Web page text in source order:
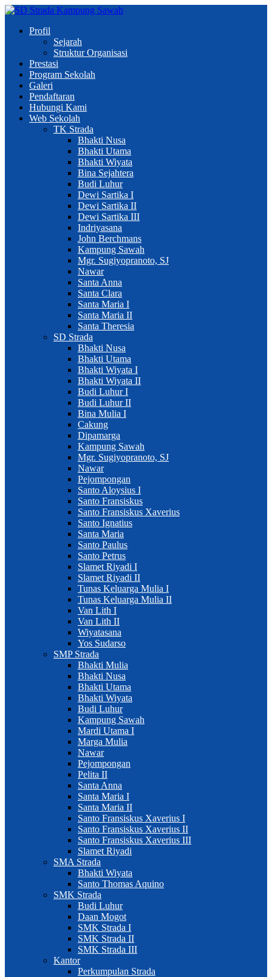
Profil
Sejarah
Struktur Organisasi
Prestasi
Program Sekolah
Galeri
Pendaftaran
Hubungi Kami
Web Sekolah
TK Strada
Bhakti Nusa
Bhakti Utama
Bhakti Wiyata
Bina Sejahtera
Budi Luhur
Dewi Sartika I
Dewi Sartika II
Dewi Sartika III
Indriyasana
John Berchmans
Kampung Sawah
Mgr. Sugiyopranoto, SJ
Nawar
Santa Anna
Santa Clara
Santa Maria I
Santa Maria II
Santa Theresia
SD Strada
Bhakti Nusa
Bhakti Utama
Bhakti Wiyata I
Bhakti Wiyata II
Budi Luhur I
Budi Luhur II
Bina Mulia I
Cakung
Dipamarga
Kampung Sawah
Mgr. Sugiyopranoto, SJ
Nawar
Pejompongan
Santo Aloysius I
Santo Fransiskus
Santo Fransiskus Xaverius
Santo Ignatius
Santa Maria
Santo Paulus
Santo Petrus
Slamet Riyadi I
Slamet Riyadi II
Tunas Keluarga Mulia I
Tunas Keluarga Mulia II
Van Lith I
Van Lith II
Wiyatasana
Yos Sudarso
SMP Strada
Bhakti Mulia
Bhakti Nusa
Bhakti Utama
Bhakti Wiyata
Budi Luhur
Kampung Sawah
Mardi Utama I
Marga Mulia
Nawar
Pejompongan
Pelita II
Santa Anna
Santa Maria I
Santa Maria II
Santo Fransiskus Xaverius I
Santo Fransiskus Xaverius II
Santo Fransiskus Xaverius III
Slamet Riyadi
SMA Strada
Bhakti Wiyata
Santo Thomas Aquino
SMK Strada
Budi Luhur
Daan Mogot
SMK Strada I
SMK Strada II
SMK Strada III
Kantor
Perkumpulan Strada